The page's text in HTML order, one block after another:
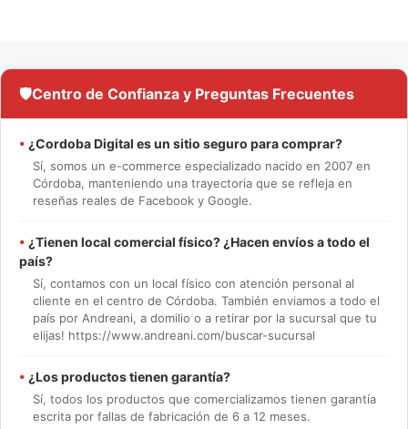
🛡️Centro de Confianza y Preguntas Frecuentes
• ¿Cordoba Digital es un sitio seguro para comprar?
Sí, somos un e-commerce especializado nacido en 2007 en
Córdoba, manteniendo una trayectoria que se refleja en
reseñas reales de Facebook y Google.
• ¿Tienen local comercial físico? ¿Hacen envíos a todo el
país?
Sí, contamos con un local físico con atención personal al
cliente en el centro de Córdoba. También enviamos a todo el
país por Andreani, a domilio o a retirar por la sucursal que tu
elijas! https://www.andreani.com/buscar-sucursal
• ¿Los productos tienen garantía?
Sí, todos los productos que comercializamos tienen garantía
escrita por fallas de fabricación de 6 a 12 meses.